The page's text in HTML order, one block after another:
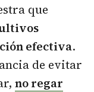
que
efectiva.
de evitar
no regar